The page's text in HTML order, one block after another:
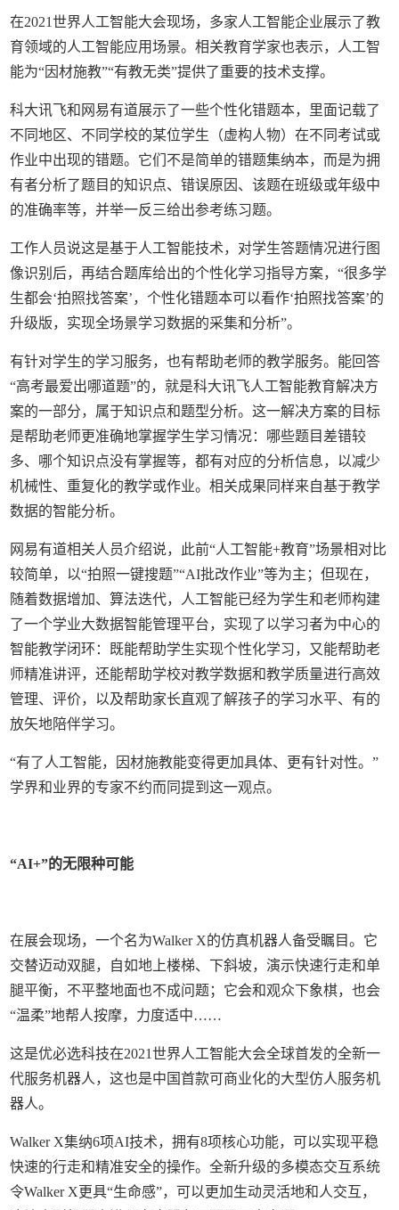
在2021世界人工智能大会现场，多家人工智能企业展示了教
育领域的人工智能应用场景。相关教育学家也表示，人工智
能为“因材施教”“有教无类”提供了重要的技术支撑。
科大讯飞和网易有道展示了一些个性化错题本，里面记载了
不同地区、不同学校的某位学生（虚构人物）在不同考试或
作业中出现的错题。它们不是简单的错题集纳本，而是为拥
有者分析了题目的知识点、错误原因、该题在班级或年级中
的准确率等，并举一反三给出参考练习题。
工作人员说这是基于人工智能技术，对学生答题情况进行图
像识别后，再结合题库给出的个性化学习指导方案，“很多学
生都会‘拍照找答案’，个性化错题本可以看作‘拍照找答案’的
升级版，实现全场景学习数据的采集和分析”。
有针对学生的学习服务，也有帮助老师的教学服务。能回答
“高考最爱出哪道题”的，就是科大讯飞人工智能教育解决方
案的一部分，属于知识点和题型分析。这一解决方案的目标
是帮助老师更准确地掌握学生学习情况：哪些题目差错较
多、哪个知识点没有掌握等，都有对应的分析信息，以减少
机械性、重复化的教学或作业。相关成果同样来自基于教学
数据的智能分析。
网易有道相关人员介绍说，此前“人工智能+教育”场景相对比
较简单，以“拍照一键搜题”“AI批改作业”等为主；但现在，
随着数据增加、算法迭代，人工智能已经为学生和老师构建
了一个学业大数据智能管理平台，实现了以学习者为中心的
智能教学闭环：既能帮助学生实现个性化学习，又能帮助老
师精准讲评，还能帮助学校对教学数据和教学质量进行高效
管理、评价，以及帮助家长直观了解孩子的学习水平、有的
放矢地陪伴学习。
“有了人工智能，因材施教能变得更加具体、更有针对性。”
学界和业界的专家不约而同提到这一观点。
“AI+”的无限种可能
在展会现场，一个名为Walker X的仿真机器人备受瞩目。它
交替迈动双腿，自如地上楼梯、下斜坡，演示快速行走和单
腿平衡，不平整地面也不成问题；它会和观众下象棋，也会
“温柔”地帮人按摩，力度适中……
这是优必选科技在2021世界人工智能大会全球首发的全新一
代服务机器人，这也是中国首款可商业化的大型仿人服务机
器人。
Walker X集纳6项AI技术，拥有8项核心功能，可以实现平稳
快速的行走和精准安全的操作。全新升级的多模态交互系统
令Walker X更具“生命感”，可以更加生动灵活地和人交互，